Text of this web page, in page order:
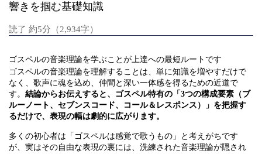
響きを掴む基礎知識
読了 約5分（2,934字）
ゴスペルの音楽理論を学ぶことが上達への最短ルートです
ゴスペルの音楽理論を理解することは、単に知識を増やすだけで
なく、歌声に魂を込め、仲間と深い一体感を得るための近道で
す。 結論からお伝えすると、ゴスペル特有の「3つの構成要素（ブ
ルーノート、セブンスコード、コール＆レスポンス）」を把握す
るだけで、表現の幅は劇的に広がります。
多くの初心者は「ゴスペルは感覚で歌うもの」と考えがちです
が、実はその自由な表現の裏には、洗練された音楽理論が隠され